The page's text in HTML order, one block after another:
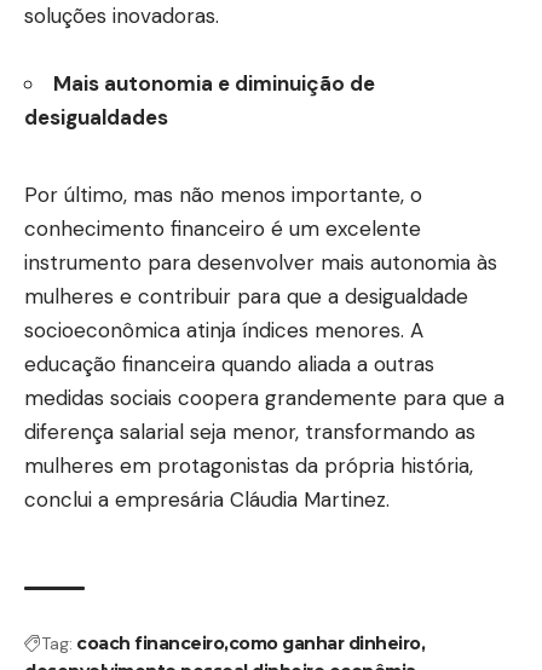
soluções inovadoras.
Mais autonomia e diminuição de
desigualdades
Por último, mas não menos importante, o
conhecimento financeiro é um excelente
instrumento para desenvolver mais autonomia às
mulheres e contribuir para que a desigualdade
socioeconômica atinja índices menores. A
educação financeira quando aliada a outras
medidas sociais coopera grandemente para que a
diferença salarial seja menor, transformando as
mulheres em protagonistas da própria história,
conclui a empresária Cláudia Martinez.
Tag: coach financeirocomo ganhar dinheiro